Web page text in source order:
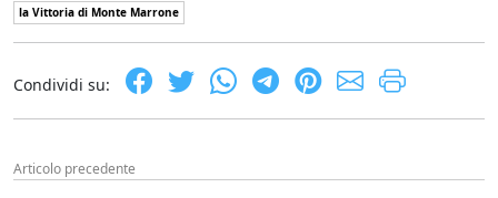
la Vittoria di Monte Marrone
Condividi su:
Articolo precedente